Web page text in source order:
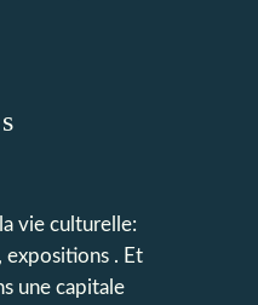
vie culturelle:
expositions . Et
une capitale